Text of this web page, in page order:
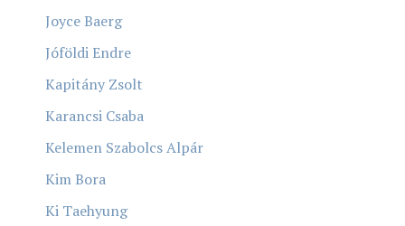
Joyce Baerg
Jóföldi Endre
Kapitány Zsolt
Karancsi Csaba
Kelemen Szabolcs Alpár
Kim Bora
Ki Taehyung